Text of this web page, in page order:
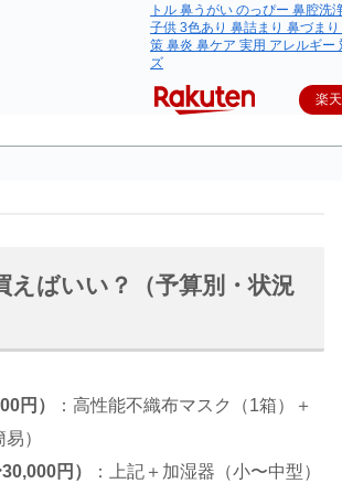
トル 鼻うがい のっぴー 鼻腔洗
子供 3色あり 鼻詰まり 鼻づま
策 鼻炎 鼻ケア 実用 アレルギー
ズ
楽
えばいい？（予算別・状況
円）
：高性能不織布マスク（1箱）＋
）
円）
：上記＋加湿器（小〜中型）